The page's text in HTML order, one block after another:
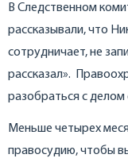
В Следственном
рассказывали, что
сотрудничает, не
рассказал».
разобраться с делом
Меньше четырех
правосудию, чтобы